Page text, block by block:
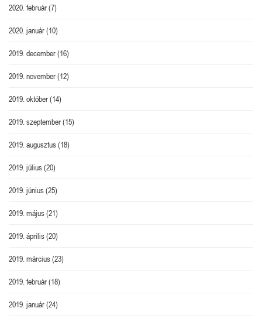
2020. február(7)
2020. január(10)
2019. december(16)
2019. november(12)
2019. október(14)
2019. szeptember(15)
2019. augusztus(18)
2019. július(20)
2019. június(25)
2019. május(21)
2019. április(20)
2019. március(23)
2019. február(18)
2019. január(24)